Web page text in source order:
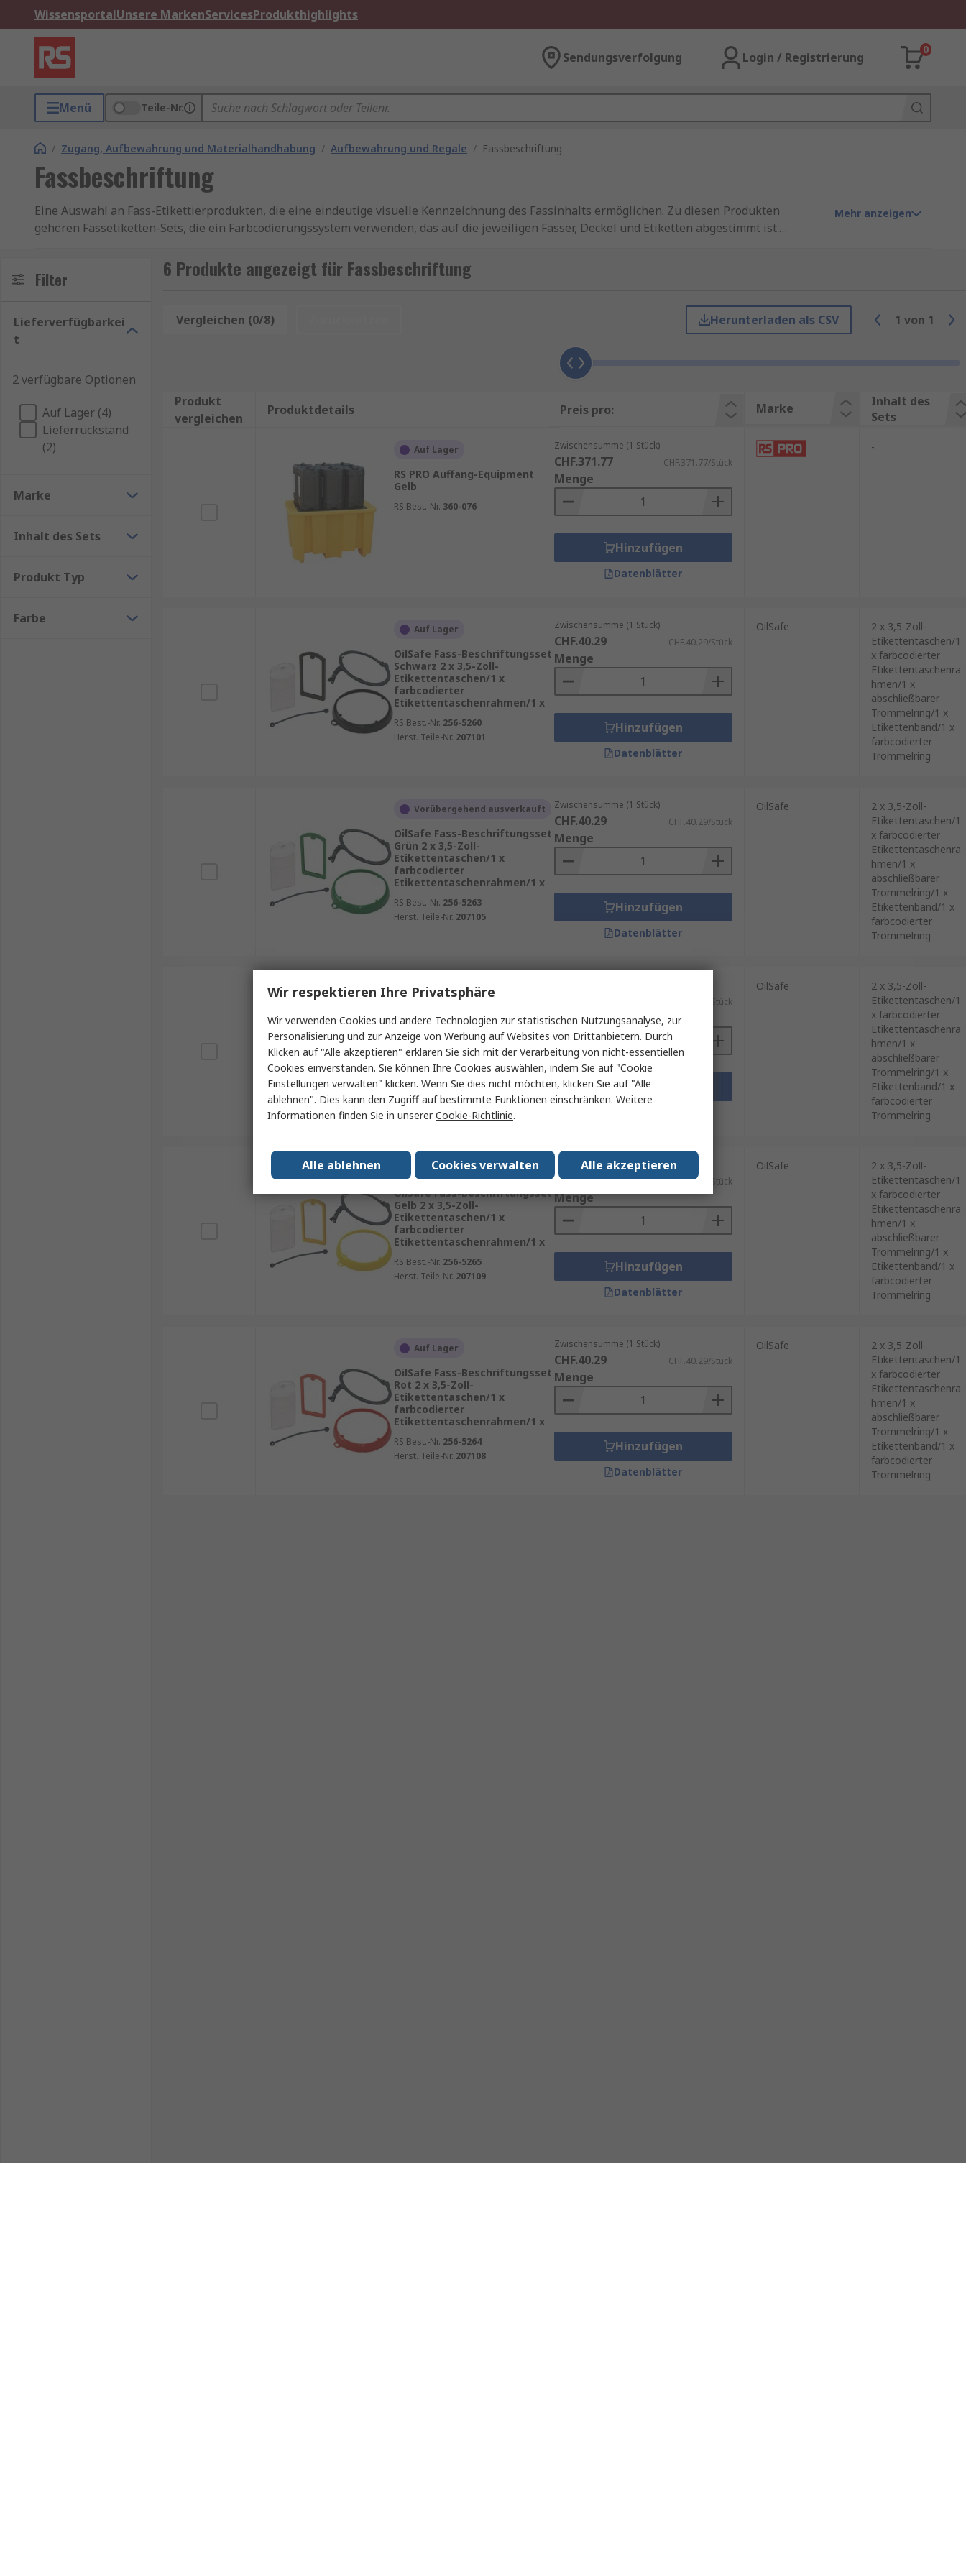
WissensportalUnsere MarkenServicesProdukthighlights
Sendungsverfolgung Login / Registrierung
0
Menü Teile-Nr.
/ Zugang, Aufbewahrung und Materialhandhabung / Aufbewahrung und Regale / Fassbeschriftung
Fassbeschriftung
Eine Auswahl an Fass-Etikettierprodukten, die eine eindeutige visuelle Kennzeichnung des Fassinhalts ermöglichen. Zu diesen Produkten
gehören Fassetiketten-Sets, die ein Farbcodierungssystem verwenden, das auf die jeweiligen Fässer, Deckel und Etiketten abgestimmt ist.
sicherzustellen, dass der Inhalt an den vorgesehenen Stellen verwendet wird, wodurch das Risiko von Maschinenausfällen und Stillstandszeiten
verringert wird.
Mehr anzeigen
Filter
Lieferverfügbarkei
t
2 verfügbare Optionen
Auf Lager (4)
Lieferrückstand
(2)
Marke
Inhalt des Sets
Produkt Typ
Farbe
6 Produkte angezeigt für Fassbeschriftung
Vergleichen (0/8) Herunterladen als CSV 1 von 1
Produkt
vergleichen
Produktdetails Preis pro: Marke
Inhalt des
Sets
Auf Lager
RS PRO Auffang-Equipment
Gelb
RS Best.-Nr. 360-076
Zwischensumme (1 Stück)
CHF.371.77 CHF.371.77/Stück
Menge
Hinzufügen
Datenblätter
-
Auf Lager
OilSafe Fass-Beschriftungsset
Schwarz 2 x 3,5-Zoll-
Etikettentaschen/1 x
farbcodierter
Etikettentaschenrahmen/1 x
RS Best.-Nr. 256-5260
Herst. Teile-Nr. 207101
Zwischensumme (1 Stück)
CHF.40.29 CHF.40.29/Stück
Menge
Hinzufügen
Datenblätter
OilSafe
2 x 3,5-Zoll-
Etikettentaschen/1
x farbcodierter
Etikettentaschenra
hmen/1 x
abschließbarer
Trommelring/1 x
Etikettenband/1 x
farbcodierter
Trommelring
Vorübergehend ausverkauft
OilSafe Fass-Beschriftungsset
Grün 2 x 3,5-Zoll-
Etikettentaschen/1 x
farbcodierter
Etikettentaschenrahmen/1 x
RS Best.-Nr. 256-5263
Herst. Teile-Nr. 207105
Zwischensumme (1 Stück)
CHF.40.29 CHF.40.29/Stück
Menge
Hinzufügen
Datenblätter
OilSafe
2 x 3,5-Zoll-
Etikettentaschen/1
x farbcodierter
Etikettentaschenra
hmen/1 x
abschließbarer
Trommelring/1 x
Etikettenband/1 x
farbcodierter
Trommelring
Vorübergehend ausverkauft
OilSafe Fass-Beschriftungsset
Blau 2 x 3,5-Zoll-
Etikettentaschen/1 x
farbcodierter
Etikettentaschenrahmen/1 x
RS Best.-Nr.256-5261
Herst. Teile-Nr.207102
CHF.40.29/Stück
Menge
Hinzufügen
OilSafe
2 x 3,5-Zoll-
Etikettentaschen/1
x farbcodierter
Etikettentaschenra
hmen/1 x
abschließbarer
Trommelring/1 x
Etikettenband/1 x
farbcodierter
Trommelring
Auf Lager
OilSafe Fass-Beschriftungsset
Gelb 2 x 3,5-Zoll-
Etikettentaschen/1 x
farbcodierter
Etikettentaschenrahmen/1 x
RS Best.-Nr. 256-5265
Herst. Teile-Nr. 207109
Zwischensumme (1 Stück)
CHF.40.29 CHF.40.29/Stück
Menge
Hinzufügen
Datenblätter
OilSafe
2 x 3,5-Zoll-
Etikettentaschen/1
x farbcodierter
Etikettentaschenra
hmen/1 x
abschließbarer
Trommelring/1 x
Etikettenband/1 x
farbcodierter
Trommelring
Auf Lager
OilSafe Fass-Beschriftungsset
Rot 2 x 3,5-Zoll-
Etikettentaschen/1 x
farbcodierter
Etikettentaschenrahmen/1 x
RS Best.-Nr. 256-5264
Herst. Teile-Nr. 207108
Zwischensumme (1 Stück)
CHF.40.29 CHF.40.29/Stück
Menge
Hinzufügen
Datenblätter
OilSafe
2 x 3,5-Zoll-
Etikettentaschen/1
x farbcodierter
Etikettentaschenra
hmen/1 x
abschließbarer
Trommelring/1 x
Etikettenband/1 x
farbcodierter
Trommelring
Wir respektieren Ihre Privatsphäre
Wir verwenden Cookies und andere Technologien zur statistischen Nutzungsanalyse, zur
Personalisierung und zur Anzeige von Werbung auf Websites von Drittanbietern. Durch
Klicken auf "Alle akzeptieren" erklären Sie sich mit der Verarbeitung von nicht-essentiellen
Cookies einverstanden. Sie können Ihre Cookies auswählen, indem Sie auf "Cookie
Einstellungen verwalten" klicken. Wenn Sie dies nicht möchten, klicken Sie auf "Alle
ablehnen". Dies kann den Zugriff auf bestimmte Funktionen einschränken. Weitere
Informationen finden Sie in unsererCookie-Richtlinie.
Alle akzeptieren
Cookies verwalten
Alle ablehnen